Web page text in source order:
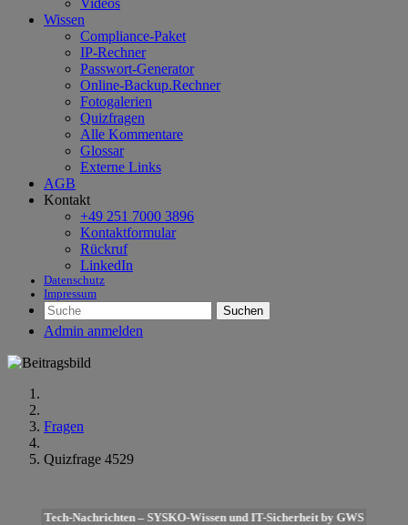
Videos
Wissen
Compliance-Paket
IP-Rechner
Passwort-Generator
Online-Backup.Rechner
Fotogalerien
Quizfragen
Alle Kommentare
Glossar
Externe Links
AGB
Kontakt
+49 251 7000 3896
Kontaktformular
Rückruf
LinkedIn
Datenschutz
Impressum
Suchen
Admin anmelden
Fragen
Quizfrage 4529
Tech-Nachrichten – SYSKO-Wissen und IT-Sicherheit by GWS